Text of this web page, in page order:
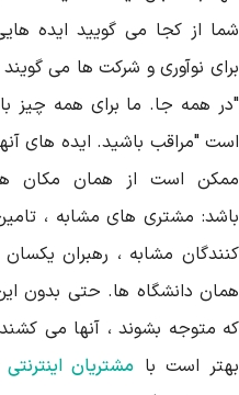
از کجا می گویید ایده هایی
نوآوری و شرکت ها می گویند ،
همه جا. ما برای همه چیز باز
"مراقب باشید. ایده های آنها
است از همان مکان ها
مشتری های مشابه ، تامین
مشابه ، رهبران یکسان ،
دانشگاه ها. حتی بدون این
متوجه بشوند ، آنها می کشند.
است با مشتریان اینترنتی،